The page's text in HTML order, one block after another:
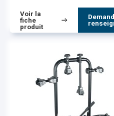
Voir la
fiche
produit